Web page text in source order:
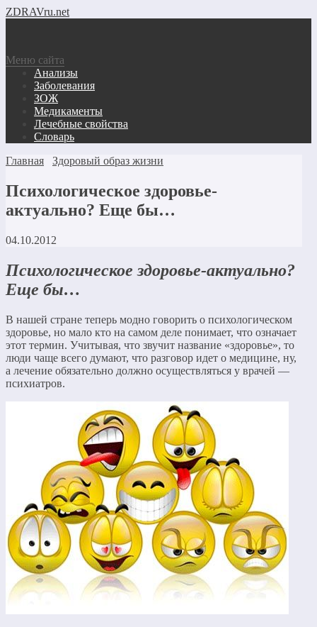
ZDRAVru.net
Меню сайта
Анализы
Заболевания
ЗОЖ
Медикаменты
Лечебные свойства
Словарь
Главная
Здоровый образ жизни
Психологическое здоровье-
актуально? Еще бы…
04.10.2012
Психологическое здоровье-актуально?
Еще бы…
В нашей стране теперь модно говорить о психологическом
здоровье, но мало кто на самом деле понимает, что означает
этот термин. Учитывая, что звучит название «здоровье», то
люди чаще всего думают, что разговор идет о медицине, ну,
а лечение обязательно должно осуществляться у врачей —
психиатров.